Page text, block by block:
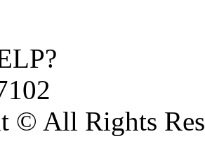
© All Rights